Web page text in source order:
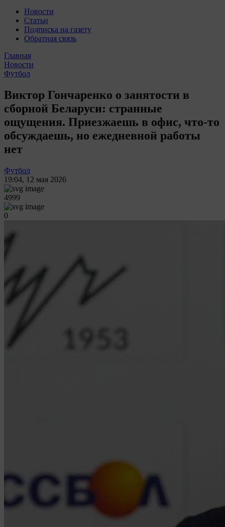
Новости
Статьи
Подписка на газету
Обратная связь
Главная
Новости
Футбол
Виктор Гончаренко о занятости в
сборной Беларуси: странные
ощущения. Приезжаешь в офис, что-то
обсуждаешь, но ежедневной работы
нет
Футбол
19:04, 12 мая 2026
4999
0